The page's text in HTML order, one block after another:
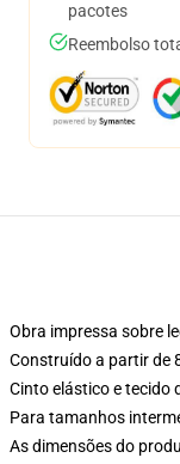
pacotes
Reembolso
Obra impressa sobre
Construído a partir de
Cinto elástico e tecido
Para tamanhos
As dimensões do